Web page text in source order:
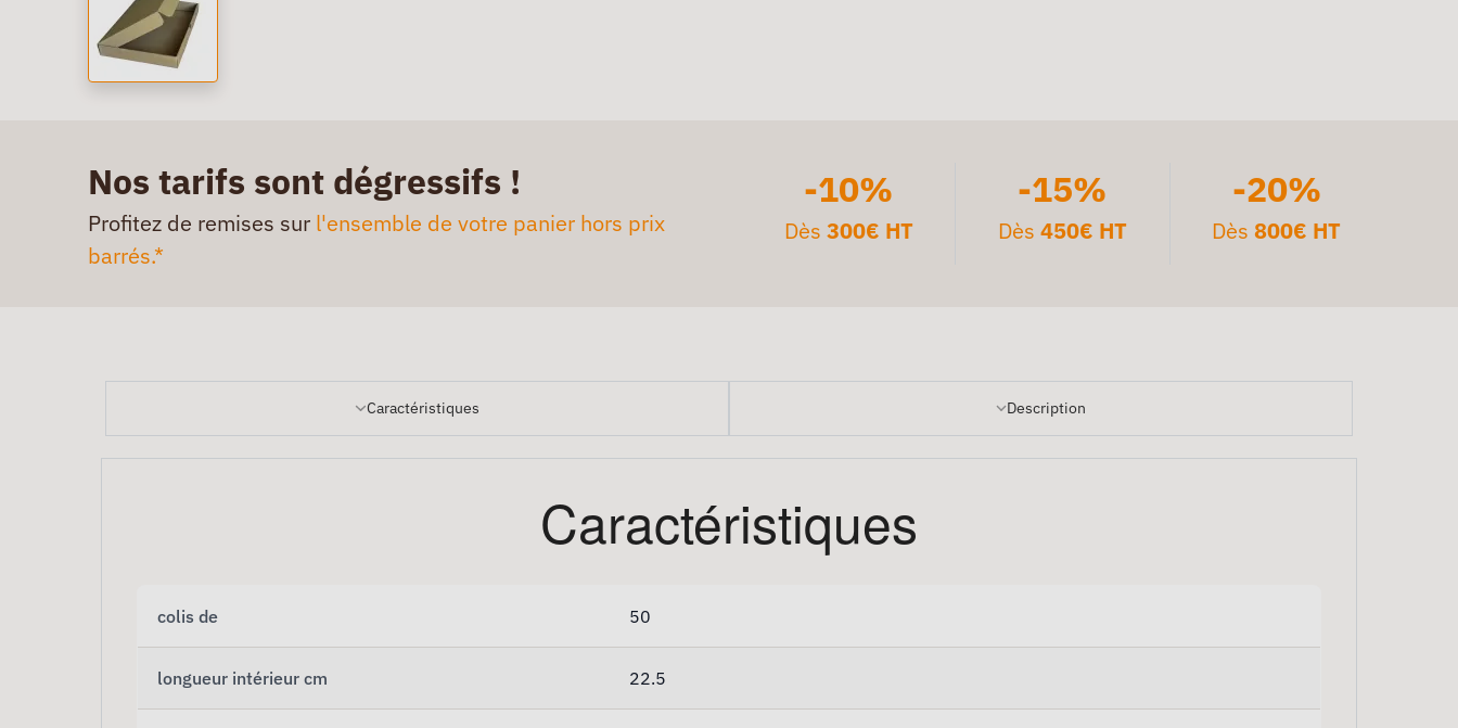
Nos tarifs sont dégressifs !
Profitez de remises sur l'ensemble de votre panier hors prix
barrés.*
-10%
Dès 300€ HT
-15%
Dès 450€ HT
-20%
Dès800€ HT
Caractéristiques Description
Caractéristiques
colis de 50
longueur intérieur cm 22.5